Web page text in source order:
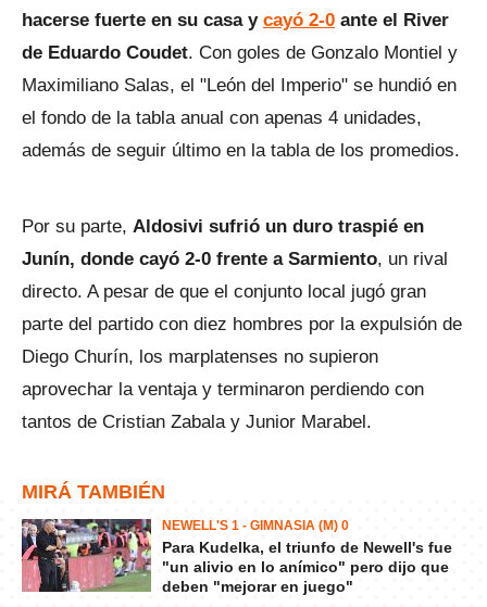
hacerse fuerte en su casa y cayó 2-0 ante el River
de Eduardo Coudet. Con goles de Gonzalo Montiel y
Maximiliano Salas, el "León del Imperio" se hundió en
el fondo de la tabla anual con apenas 4 unidades,
además de seguir último en la tabla de los promedios.
Por su parte, Aldosivi sufrió un duro traspié en
Junín, donde cayó 2-0 frente a Sarmiento, un rival
directo. A pesar de que el conjunto local jugó gran
parte del partido con diez hombres por la expulsión de
Diego Churín, los marplatenses no supieron
aprovechar la ventaja y terminaron perdiendo con
tantos de Cristian Zabala y Junior Marabel.
MIRÁ TAMBIÉN
NEWELL'S 1 - GIMNASIA (M) 0
Para Kudelka, el triunfo de Newell's fue
"un alivio en lo anímico" pero dijo que
deben "mejorar en juego"